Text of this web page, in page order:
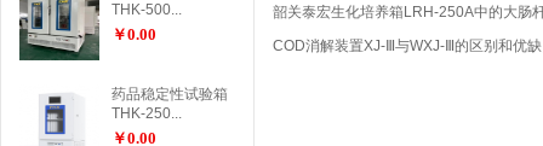
韶关泰宏生化培养箱LRH-250A中的大肠
COD消解装置XJ-Ⅲ与WXJ-Ⅲ的区别和优
THK-500...
￥0.00
药品稳定性试验箱
THK-250...
￥0.00